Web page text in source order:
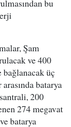
bu
Şam
ve 400
üç
batarya
200
274 megavat
batarya